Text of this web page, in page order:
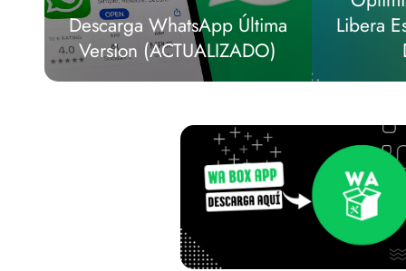
Descarga WhatsApp Última
Version (ACTUALIZADO)
Libera